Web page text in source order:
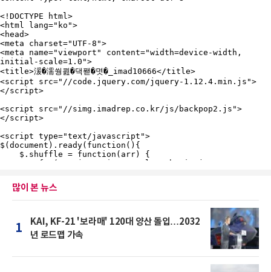
많이 본 뉴스
1
KAI, KF-21 '보라매' 120대 양산 돌입…2032
년 로드맵 가속